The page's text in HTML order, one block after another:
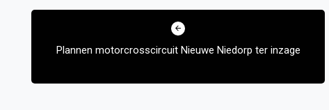
Bericht
Plannen motorcrosscircuit Nieuwe Niedorp ter inzage